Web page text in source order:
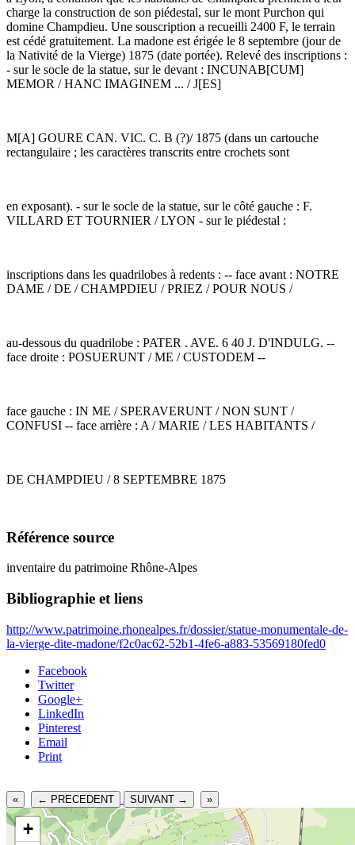
charge la construction de son piédestal, sur le mont Purchon qui
domine Champdieu. Une souscription a recueilli 2400 F, le terrain
est cédé gratuitement. La madone est érigée le 8 septembre (jour de
la Nativité de la Vierge) 1875 (date portée). Relevé des inscriptions :
- sur le socle de la statue, sur le devant : INCUNAB[CUM]
MEMOR / HANC IMAGINEM ... / J[ES]
M[A] GOURE CAN. VIC. C. B (?)/ 1875 (dans un cartouche
rectangulaire ; les caractères transcrits entre crochets sont
en exposant). - sur le socle de la statue, sur le côté gauche : F.
VILLARD ET TOURNIER / LYON - sur le piédestal :
inscriptions dans les quadrilobes à redents : -- face avant : NOTRE
DAME / DE / CHAMPDIEU / PRIEZ / POUR NOUS /
au-dessous du quadrilobe : PATER . AVE. 6 40 J. D'INDULG. --
face droite : POSUERUNT / ME / CUSTODEM --
face gauche : IN ME / SPERAVERUNT / NON SUNT /
CONFUSI -- face arrière : A / MARIE / LES HABITANTS /
DE CHAMPDIEU / 8 SEPTEMBRE 1875
Référence source
inventaire du patrimoine Rhône-Alpes
Bibliographie et liens
http://www.patrimoine.rhonealpes.fr/dossier/statue-monumentale-de-
la-vierge-dite-madone/f2c0ac62-52b1-4fe6-a883-53569180fed0
Facebook
Twitter
Google+
LinkedIn
Pinterest
Email
Print
« ← PRECEDENT SUIVANT → »
+